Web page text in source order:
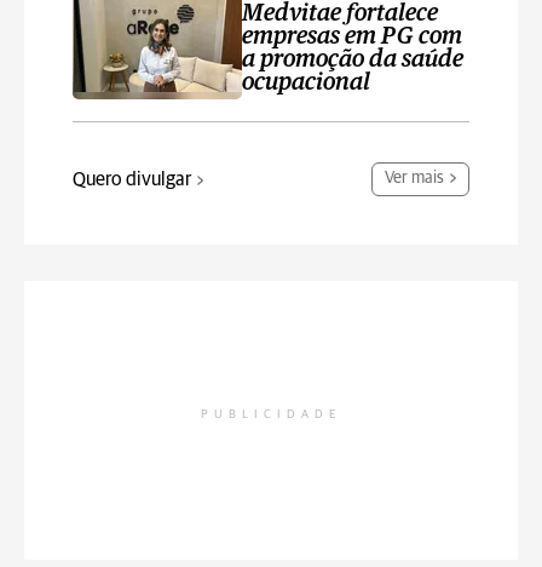
Medvitae fortalece
empresas em PG com
a promoção da saúde
ocupacional
Quero divulgar Ver mais
PUBLICIDADE